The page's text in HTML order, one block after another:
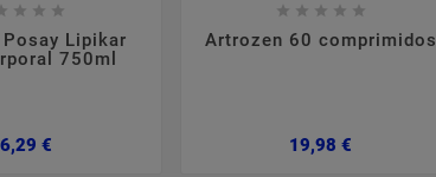
  
Posay Lipikar
750ml
€Preço
    
Artrozen 60 comprimidos
19,98 €